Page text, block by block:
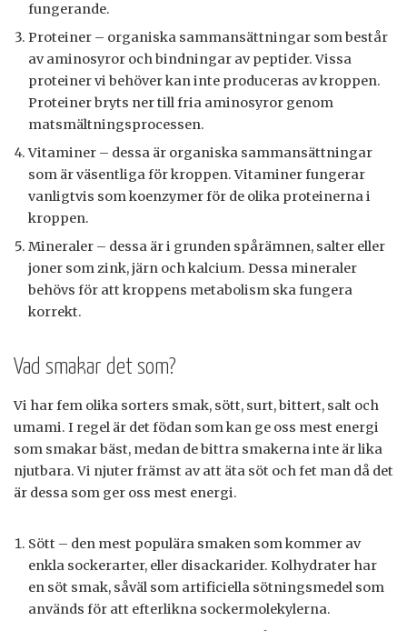
fungerande.
Proteiner – organiska sammansättningar som består
av aminosyror och bindningar av peptider. Vissa
proteiner vi behöver kan inte produceras av kroppen.
Proteiner bryts ner till fria aminosyror genom
matsmältningsprocessen.
Vitaminer – dessa är organiska sammansättningar
som är väsentliga för kroppen. Vitaminer fungerar
vanligtvis som koenzymer för de olika proteinerna i
kroppen.
Mineraler – dessa är i grunden spårämnen, salter eller
joner som zink, järn och kalcium. Dessa mineraler
behövs för att kroppens metabolism ska fungera
korrekt.
Vad smakar det som?
Vi har fem olika sorters smak, sött, surt, bittert, salt och
umami. I regel är det födan som kan ge oss mest energi
som smakar bäst, medan de bittra smakerna inte är lika
njutbara. Vi njuter främst av att äta söt och fet man då det
är dessa som ger oss mest energi.
Sött – den mest populära smaken som kommer av
enkla sockerarter, eller disackarider. Kolhydrater har
en söt smak, såväl som artificiella sötningsmedel som
används för att efterlikna sockermolekylerna.